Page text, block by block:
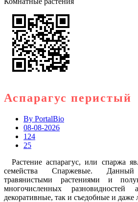
Аспарагус перистый
By PortalBio
08-08-2026
124
25
Растение аспарагус, или спаржа
семейства Спаржевые.
травянистыми растениями и
многочисленных разновидностей
декоративные, так и съедобные и даже